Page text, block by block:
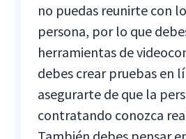
no puedas reunirte con
persona, por lo que
herramientas de
debes crear pruebas en
asegurarte de que la
contratando conozca